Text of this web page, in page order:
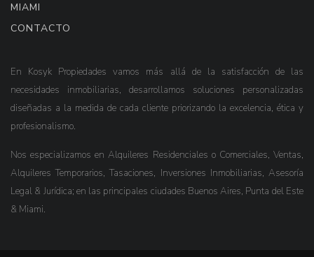
MIAMI
CONTACTO
En Kosyk Propiedades vamos más allá de la satisfacción de las
necesidades inmobiliarias, desarrollamos soluciones personalizadas
diseñadas a la medida de cada cliente priorizando la excelencia, ética y
profesionalismo.
Nos especializamos en Alquileres Residenciales o Comerciales, Ventas,
Alquileres Temporarios, Tasaciones, Inversiones Inmobiliarias, Asesoría
Legal & Jurídica; en las principales ciudades Buenos Aires, Punta del Este
& Miami.